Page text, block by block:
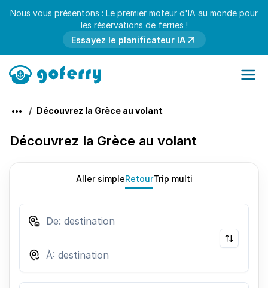
Nous vous présentons : Le premier moteur d'IA au monde pour
les réservations de ferries !
Essayez le planificateur IA
Découvrez la Grèce au volant
Découvrez la Grèce au volant
Aller simpleRetourTrip multi